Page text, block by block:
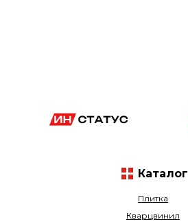
Плитка
Кварцвинил
Каталог